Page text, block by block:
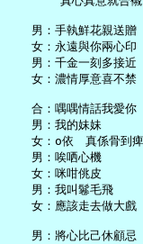
   男：手執鮮花親送贈
   女：永遠與你兩心印
   男：千金一刻多接近
   女：濃情厚意喜不禁
   合：喁喁情話我愛你
   男：我的妹妹
   女：o依　真係骨到痺
   男：唉哂心機
   女：咪咁佻皮
   男：我叫鬈毛飛
   女：應該走去做大戲
   男：將心比己休顧忌